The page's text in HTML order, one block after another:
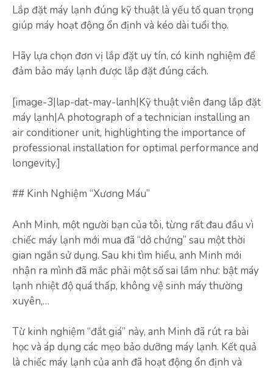
Lắp đặt máy lạnh đúng kỹ thuật là yếu tố quan trọng
giúp máy hoạt động ổn định và kéo dài tuổi thọ.
Hãy lựa chọn đơn vị lắp đặt uy tín, có kinh nghiệm để
đảm bảo máy lạnh được lắp đặt đúng cách.
[image-3|lap-dat-may-lanh|Kỹ thuật viên đang lắp đặt
máy lạnh|A photograph of a technician installing an
air conditioner unit, highlighting the importance of
professional installation for optimal performance and
longevity.]
## Kinh Nghiệm “Xương Máu”
Anh Minh, một người bạn của tôi, từng rất đau đầu vì
chiếc máy lạnh mới mua đã “dở chứng” sau một thời
gian ngắn sử dụng. Sau khi tìm hiểu, anh Minh mới
nhận ra mình đã mắc phải một số sai lầm như: bật máy
lạnh nhiệt độ quá thấp, không vệ sinh máy thường
xuyên,…
Từ kinh nghiệm “đắt giá” này, anh Minh đã rút ra bài
học và áp dụng các mẹo bảo dưỡng máy lạnh. Kết quả
là chiếc máy lạnh của anh đã hoạt động ổn định và